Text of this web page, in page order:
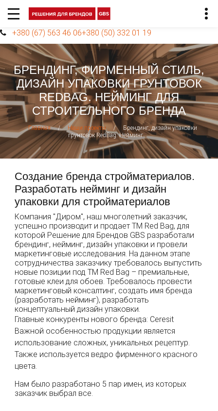
+380 (67) 563 46 06+380 (50) 332 01 19
БРЕНДИНГ, ФИРМЕННЫЙ СТИЛЬ,
ДИЗАЙН УПАКОВКИ ГРУНТОВОК
REDBAG. НЕЙМИНГ ДЛЯ
СТРОИТЕЛЬНОГО БРЕНДА
Главная / Наши проекты /
Брендинг, дизайн упаковки
грунтовок RedBag. Нейминг
Создание бренда стройматериалов.
Разработать нейминг и дизайн
упаковки для стройматериалов
Компания "Диром", наш многолетний заказчик,
успешно производит и продает ТМ Red Bag, для
которой Решение для Брендов GBS разработали
брендинг, нейминг, дизайн упаковки и провели
маркетинговые исследования. На данном этапе
сотрудничества заказчику требовалось выпустить
новые позиции под ТМ Red Bag – премиальные,
готовые клеи для обоев. Требовалось провести
маркетинговый консалтинг, создать имя бренда
(разработать нейминг), разработать
концептуальный дизайн упаковки.
Главные конкуренты нового бренда: Ceresit
Важной особенностью продукции является
использование сложных, уникальных рецептур.
Также используется ведро фирменного красного
цвета.
Нам было разработано 5 пар имен, из которых
заказчик выбрал все.